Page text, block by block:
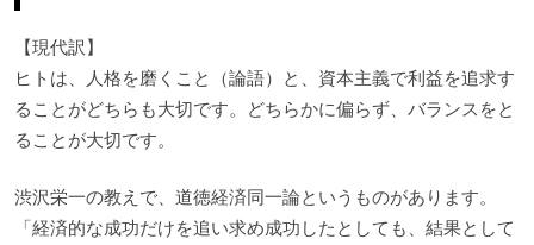
【現代訳】
ヒトは、人格を磨くこと（論語）と、資本主義で利益を追求す
ることがどちらも大切です。どちらかに偏らず、バランスをと
ることが大切です。
渋沢栄一の教えで、道徳経済同一論というものがあります。
「経済的な成功だけを追い求め成功したとしても、結果として